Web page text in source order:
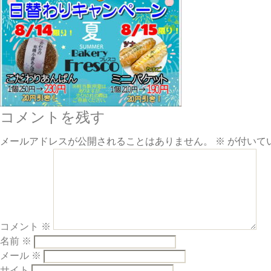
コメントを残す
メールアドレスが公開されることはありません。 ※ が付いて
コメント ※
名前 ※
メール ※